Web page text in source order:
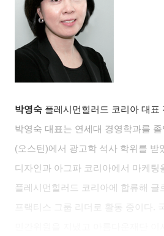
박영숙 플레시먼힐러드 코리아 대표
박영숙 대표는 연세대 경영학과를
(오스틴)에서 광고학 석사 학위를 받
디자인과 아그파 코리아에서 마케팅
플레시먼힐러드 코리아에 합류해 글
프랙티스 그룹 리더로 활동 중이다